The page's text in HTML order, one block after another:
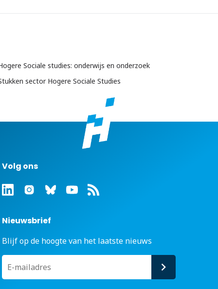
Sociale studies: onderwijs en onderzoek
sector Hogere Sociale Studies
Volg ons
Nieuwsbrief
Blijf op de hoogte van het laatste nieuws